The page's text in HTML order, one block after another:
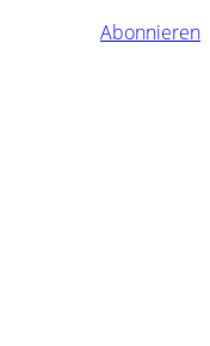
Abonnieren